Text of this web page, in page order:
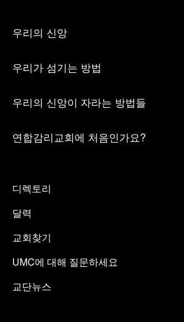
우리의 신앙
우리가 섬기는 방법
우리의 신앙이 자라는 방법들
연합감리교회에 처음인가요?
디렉토리
달력
교회찾기
UMC에 대해 질문하세요
교단뉴스